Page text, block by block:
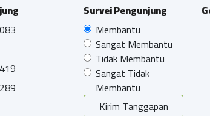
Survei Pengunjung
Membantu
Sangat Membantu
Tidak Membantu
Sangat Tidak
Membantu
Kirim Tanggapan